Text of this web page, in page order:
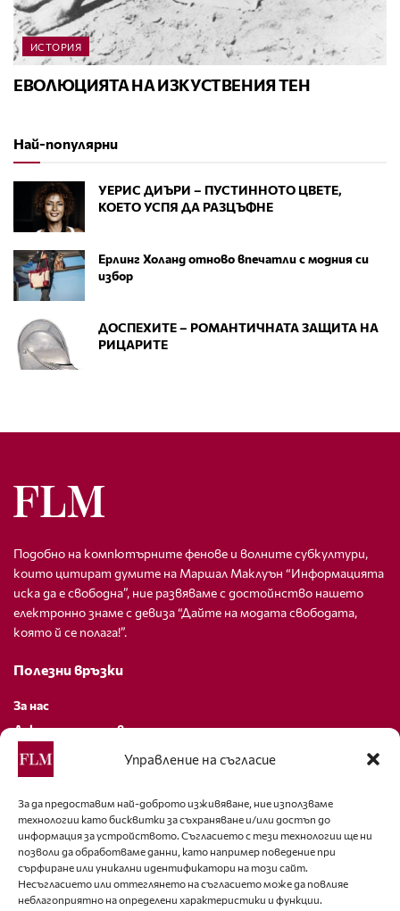
Управление на съгласие
За да предоставим най-доброто изживяване, ние използваме
технологии като бисквитки за съхраняване и/или достъп до
информация за устройството. Съгласието с тези технологии ще ни
позволи да обработваме данни, като например поведение при
сърфиране или уникални идентификатори на този сайт.
Несъгласието или оттеглянето на съгласието може да повлияе
неблагоприятно на определени характеристики и функции.
ИСТОРИЯ
ЕВОЛЮЦИЯТА НА ИЗКУСТВЕНИЯ ТЕН
Най-популярни
УЕРИС ДИЪРИ – ПУСТИННОТО ЦВЕТЕ,
КОЕТО УСПЯ ДА РАЗЦЪФНЕ
Ерлинг Холанд отново впечатли с модния си
избор
ДОСПЕХИТЕ – РОМАНТИЧНАТА ЗАЩИТА НА
РИЦАРИТЕ
Подобно на компютърните фенове и волните субкултури,
които цитират думите на Маршал Маклуън “Информацията
иска да е свободна”, ние развяваме с достойнство нашето
електронно знаме с девиза “Дайте на модата свободата,
която й се полага!”.
Полезни връзки
За нас
Декларация за поверителност
Политика за бисквитки
За контакти
editor@fashion-lifestyle.net
+359 88 227 33 47
Последвайте ни